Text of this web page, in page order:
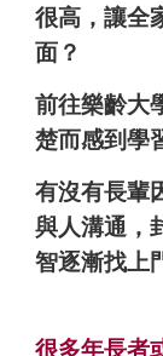
很高，讓全
面？
前往樂齡大
楚而感到學
有沒有長輩
與人溝通，
智逐漸找上
很多年長者